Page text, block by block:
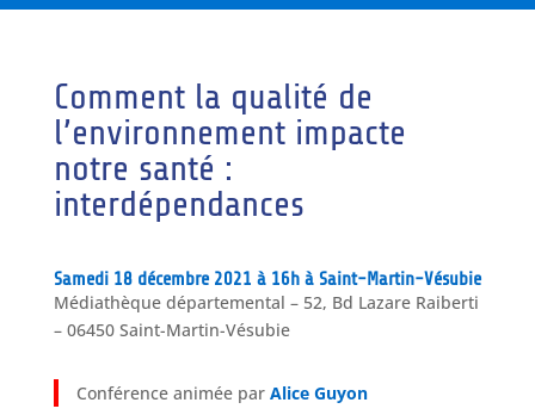
Comment la qualité de
l’environnement impacte
notre santé :
interdépendances
Samedi 18 décembre 2021 à 16h à Saint-Martin-Vésubie
Médiathèque départemental – 52, Bd Lazare Raiberti
– 06450 Saint-Martin-Vésubie
Conférence animée parAlice Guyon